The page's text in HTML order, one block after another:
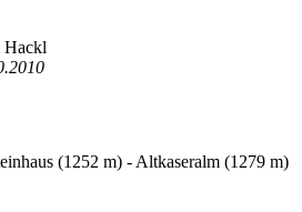
Hackl
(1252 m) - Altkaseralm (1279 m)